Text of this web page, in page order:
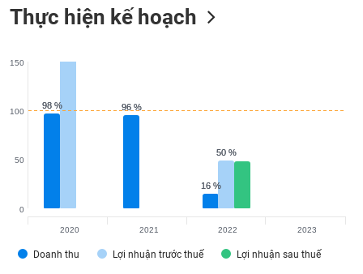
Thực hiện kế hoạch
98 %
98 % 96 %
96 %
16 %
16 %
50 %
50 %
Doanh thu Lợi nhuận trước thuế Lợi nhuận sau thuế
0
50
100
150
2020 2021 2022 2023